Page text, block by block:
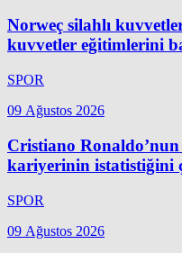
Norweç silahlı
kuvvetler eğitimlerini
SPOR
09 Ağustos 2026
Cristiano
kariyerinin istatistiğini
SPOR
09 Ağustos 2026